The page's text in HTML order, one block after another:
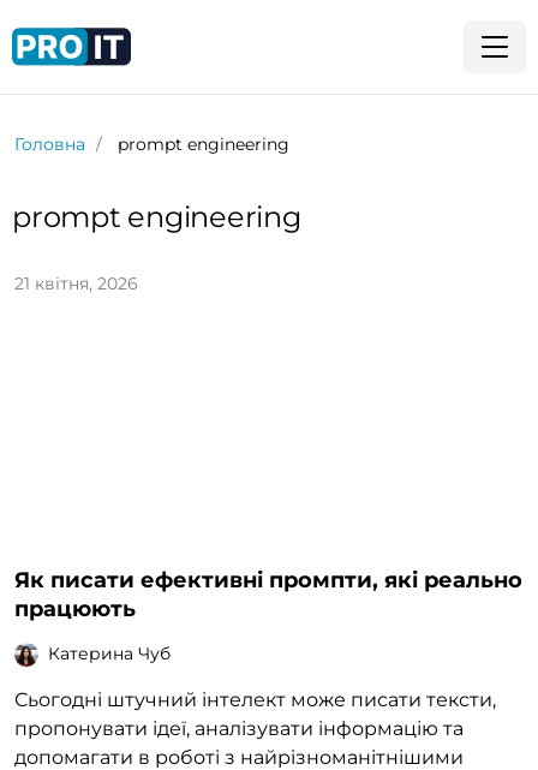
Головна prompt engineering
prompt engineering
21 квітня, 2026
Як писати ефективні промпти, які реально
працюють
Катерина Чуб
Сьогодні штучний інтелект може писати тексти,
пропонувати ідеї, аналізувати інформацію та
допомагати в роботі з найрізноманітнішими